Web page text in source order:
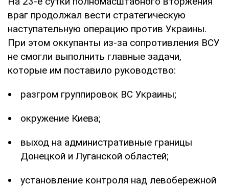
враг продолжал вести стратегическую
наступательную операцию против Украины.
При этом оккупанты из-за сопротивления ВСУ
не смогли выполнить главные задачи,
которые им поставило руководство:
разгром группировок ВС Украины;
окружение Киева;
выход на административные границы
Донецкой и Луганской областей;
установление контроля над левобережной